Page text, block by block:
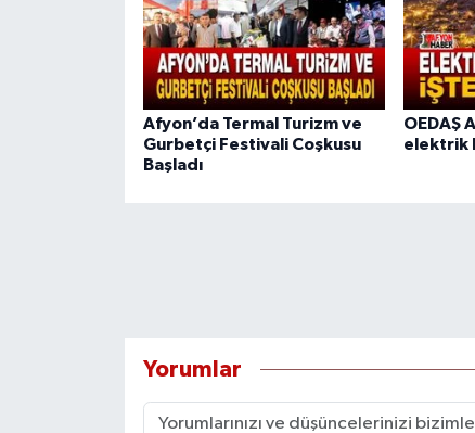
Afyon’da Termal Turizm ve
Gurbetçi Festivali Coşkusu
Başladı
OEDAŞ
elektrik
Yorumlar